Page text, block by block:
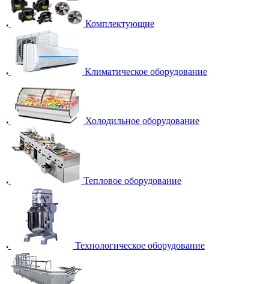
Комплектующие
Климатическое оборудование
Холодильное оборудование
Тепловое оборудование
Технологическое оборудование